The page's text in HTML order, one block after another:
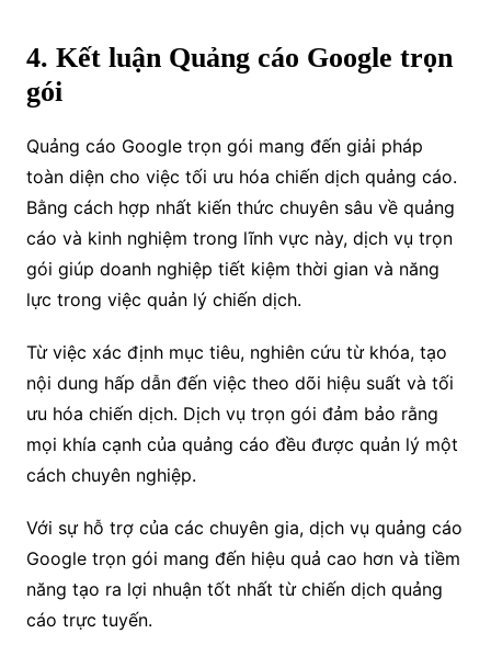
4. Kết luận Quảng cáo Google trọn
gói
Quảng cáo Google trọn gói mang đến giải pháp
toàn diện cho việc tối ưu hóa chiến dịch quảng cáo.
Bằng cách hợp nhất kiến thức chuyên sâu về quảng
cáo và kinh nghiệm trong lĩnh vực này, dịch vụ trọn
gói giúp doanh nghiệp tiết kiệm thời gian và năng
lực trong việc quản lý chiến dịch.
Từ việc xác định mục tiêu, nghiên cứu từ khóa, tạo
nội dung hấp dẫn đến việc theo dõi hiệu suất và tối
ưu hóa chiến dịch. Dịch vụ trọn gói đảm bảo rằng
mọi khía cạnh của quảng cáo đều được quản lý một
cách chuyên nghiệp.
Với sự hỗ trợ của các chuyên gia, dịch vụ quảng cáo
Google trọn gói mang đến hiệu quả cao hơn và tiềm
năng tạo ra lợi nhuận tốt nhất từ chiến dịch quảng
cáo trực tuyến.